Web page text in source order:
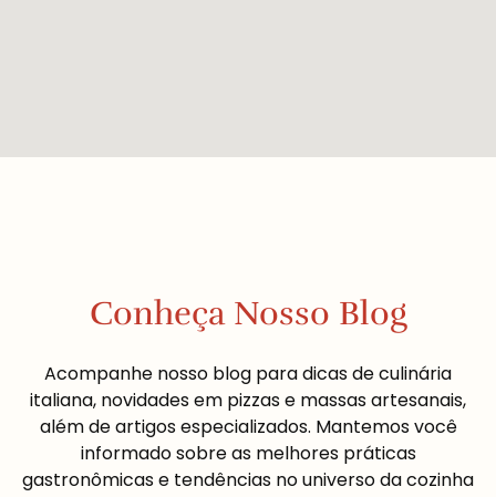
Conheça Nosso Blog
Acompanhe nosso blog para dicas de culinária
italiana, novidades em pizzas e massas artesanais,
além de artigos especializados. Mantemos você
informado sobre as melhores práticas
gastronômicas e tendências no universo da cozinha